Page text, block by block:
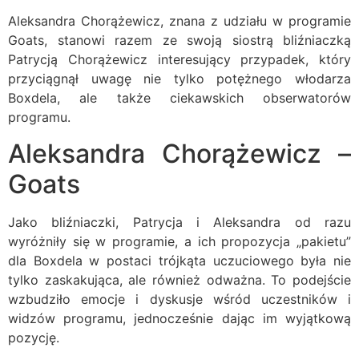
Aleksandra Chorążewicz, znana z udziału w programie
Goats, stanowi razem ze swoją siostrą bliźniaczką
Patrycją Chorążewicz interesujący przypadek, który
przyciągnął uwagę nie tylko potężnego włodarza
Boxdela, ale także ciekawskich obserwatorów
programu.
Aleksandra Chorążewicz –
Goats
Jako bliźniaczki, Patrycja i Aleksandra od razu
wyróżniły się w programie, a ich propozycja „pakietu”
dla Boxdela w postaci trójkąta uczuciowego była nie
tylko zaskakująca, ale również odważna. To podejście
wzbudziło emocje i dyskusje wśród uczestników i
widzów programu, jednocześnie dając im wyjątkową
pozycję.